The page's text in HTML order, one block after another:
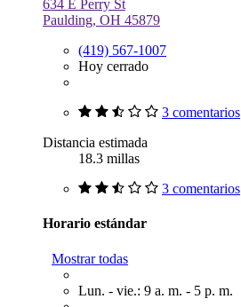
634 E Perry St
Paulding, OH 45879
(419) 567-1007
Hoy cerrado
3 comentarios
Distancia estimada
18.3 millas
3 comentarios
Horario estándar
Mostrar todas
Lun. - vie.: 9 a. m. - 5 p. m.